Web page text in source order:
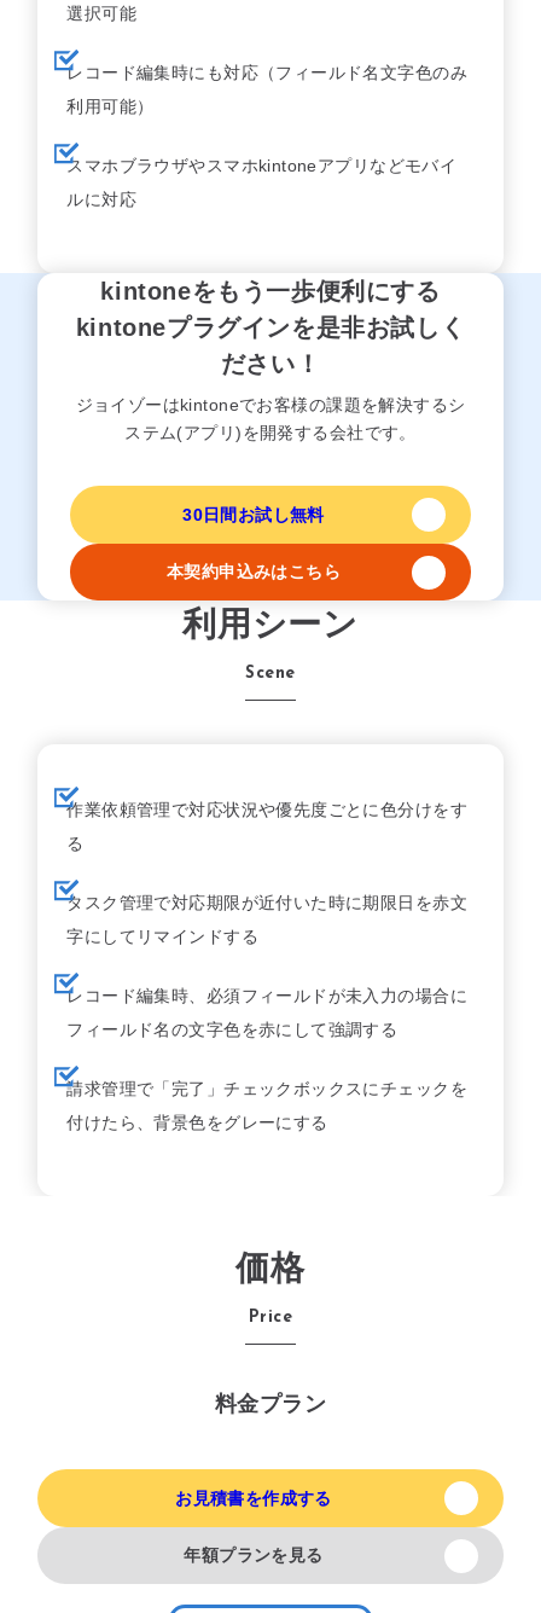
選択可能
レコード編集時にも対応（フィールド名文字色のみ
利用可能）
スマホブラウザやスマホkintoneアプリなどモバイ
ルに対応
kintoneをもう一歩便利にする
kintoneプラグインを是非お試しく
ださい！
ジョイゾーはkintoneでお客様の課題を解決するシ
ステム(アプリ)を開発する会社です。
30日間お試し無料
本契約申込みはこちら
利用シーン
Scene
作業依頼管理で対応状況や優先度ごとに色分けをす
る
タスク管理で対応期限が近付いた時に期限日を赤文
字にしてリマインドする
レコード編集時、必須フィールドが未入力の場合に
フィールド名の文字色を赤にして強調する
請求管理で「完了」チェックボックスにチェックを
付けたら、背景色をグレーにする
価格
Price
料金プラン
お見積書を作成する
年額プランを見る